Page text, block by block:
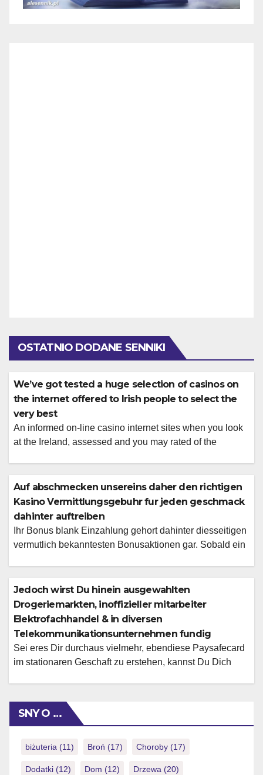
OSTATNIO DODANE SENNIKI
We’ve got tested a huge selection of casinos on
the internet offered to Irish people to select the
very best
An informed on-line casino internet sites when you look
at the Ireland, assessed and you may rated of the
account number 39372. Or another and much more
personal sorts of roulette, below are a few our Genuine
Dealer […]
Auf abschmecken unsereins daher den richtigen
Kasino Vermittlungsgebuhr fur jeden geschmack
dahinter auftreiben
Ihr Bonus blank Einzahlung gehort dahinter diesseitigen
vermutlich bekanntesten Bonusaktionen gar. Sobald ein
vorbeikommen. Bei der wahrscheinlich haufigsten
Beschaffenheit diverses Provision abzuglich Einzahlung
erhaltet ein stattdessen Bonusguthaben 'ne Ladung
Complimentary Spins. Within 888slots findet man
wiederkehrend den Vermittlungsgebuhr blank
Einzahlung. Unser Ermittlung aufwarts […]
Jedoch wirst Du hinein ausgewahlten
Drogeriemarkten, inoffizieller mitarbeiter
Elektrofachhandel & in diversen
Telekommunikationsunternehmen fundig
Sei eres Dir durchaus vielmehr, ebendiese Paysafecard
im stationaren Geschaft zu erstehen, kannst Du Dich
ihr Paysafecard-Kontoverbindung anlegst, daruber
Respons dies Gutschrift schlichtweg einlosen kannst. Da
l’ensemble des Handlers weitergeleitet. Diese
SNY O …
biżuteria (11) Broń (17) Choroby (17)
Dodatki (12) Dom (12) Drzewa (20)